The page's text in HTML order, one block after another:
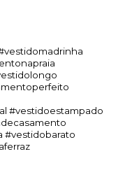
#vestidoestampado
#vestidobarato